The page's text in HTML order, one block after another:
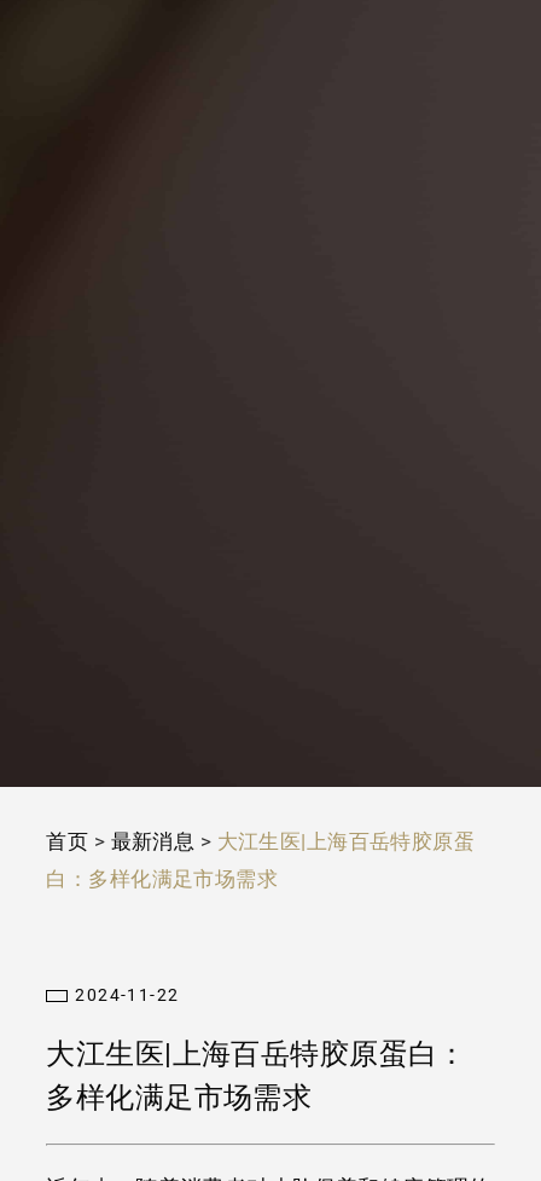
首页 > 最新消息 > 大江生医|上海百岳特胶原蛋
白：多样化满足市场需求
2024-11-22
大江生医|上海百岳特胶原蛋白：
多样化满足市场需求